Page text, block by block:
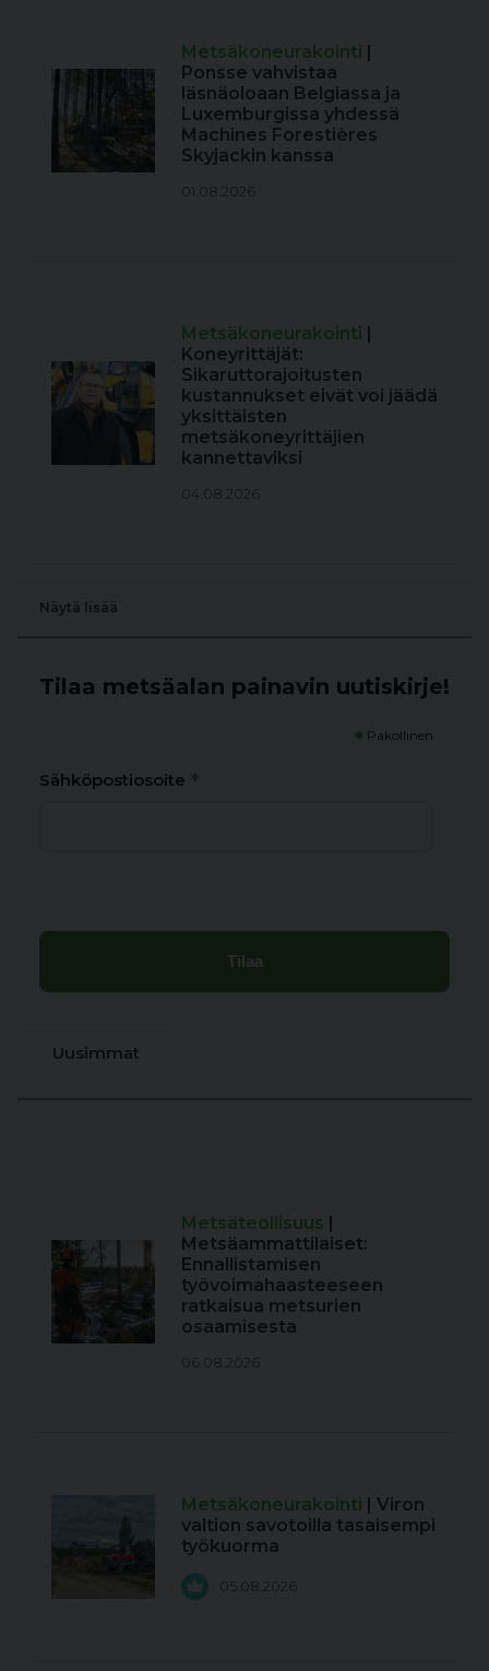
Metsäkoneurakointi
Ponsse vahvistaa
läsnäoloaan Belgiassa ja
Luxemburgissa yhdessä
Machines Forestières
Skyjackin kanssa
01.08.2026
Metsäkoneurakointi
Koneyrittäjät:
Sikaruttorajoitusten
kustannukset eivät voi jäädä
yksittäisten
metsäkoneyrittäjien
kannettaviksi
04.08.2026
Näytä lisää
Tilaa metsäalan painavin uutiskirje!
* Pakollinen
Sähköpostiosoite *
Uusimmat
Metsäteollisuus |
Metsäammattilaiset:
Ennallistamisen
työvoimahaasteeseen
ratkaisua metsurien
osaamisesta
06.08.2026
Metsäkoneurakointi | Viron
valtion savotoilla tasaisempi
työkuorma
05.08.2026